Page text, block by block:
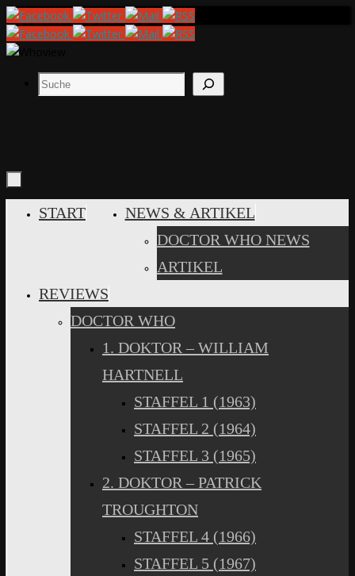
Zum
Inhalt
springen
Suchen
INHALT
START
NEWS & ARTIKEL
DOCTOR WHO NEWS
ARTIKEL
REVIEWS
DOCTOR WHO
1. DOKTOR – WILLIAM
HARTNELL
STAFFEL 1 (1963)
STAFFEL 2 (1964)
STAFFEL 3 (1965)
2. DOKTOR – PATRICK
TROUGHTON
STAFFEL 4 (1966)
STAFFEL 5 (1967)